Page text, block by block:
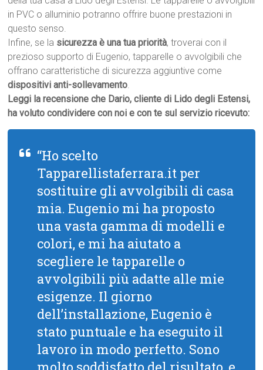
in PVC o alluminio potranno offrire buone prestazioni in
questo senso.
Infine, se la sicurezza è una tua priorità, troverai con il
prezioso supporto di Eugenio, tapparelle o avvolgibili che
offrano caratteristiche di sicurezza aggiuntive come
dispositivi anti-sollevamento.
Leggi la recensione che Dario, cliente di Lido degli Estensi,
ha voluto condividere con noi e con te sul servizio ricevuto:
“Ho scelto
Tapparellistaferrara.it per
sostituire gli avvolgibili di casa
mia. Eugenio mi ha proposto
una vasta gamma di modelli e
colori, e mi ha aiutato a
scegliere le tapparelle o
avvolgibili più adatte alle mie
esigenze. Il giorno
dell’installazione, Eugenio è
stato puntuale e ha eseguito il
lavoro in modo perfetto. Sono